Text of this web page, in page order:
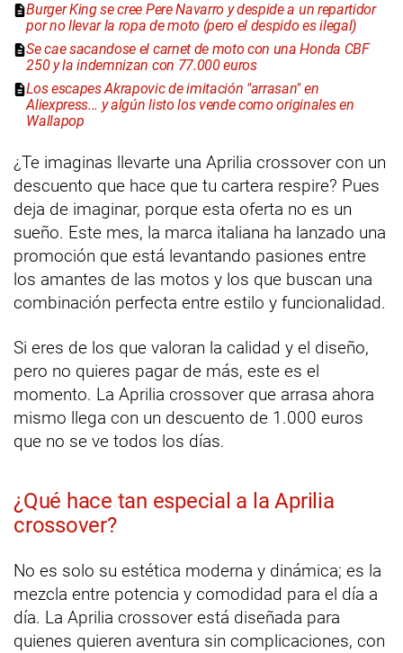
Burger King se cree Pere Navarro y despide a un repartidor
por no llevar la ropa de moto (pero el despido es ilegal)
Se cae sacandose el carnet de moto con una Honda CBF
250 y la indemnizan con 77.000 euros
Los escapes Akrapovic de imitación "arrasan" en
Aliexpress... y algún listo los vende como originales en
Wallapop
¿Te imaginas llevarte una Aprilia crossover con un
descuento que hace que tu cartera respire? Pues
deja de imaginar, porque esta oferta no es un
sueño. Este mes, la marca italiana ha lanzado una
promoción que está levantando pasiones entre
los amantes de las motos y los que buscan una
combinación perfecta entre estilo y funcionalidad.
Si eres de los que valoran la calidad y el diseño,
pero no quieres pagar de más, este es el
momento. La Aprilia crossover que arrasa ahora
mismo llega con un descuento de 1.000 euros
que no se ve todos los días.
¿Qué hace tan especial a la Aprilia
crossover?
No es solo su estética moderna y dinámica; es la
mezcla entre potencia y comodidad para el día a
día. La Aprilia crossover está diseñada para
quienes quieren aventura sin complicaciones, con